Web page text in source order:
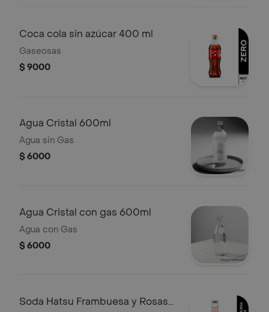
Coca cola sin azúcar 400 ml
Gaseosas
$ 9000
Agua Cristal 600ml
Agua sin Gas
$ 6000
Agua Cristal con gas 600ml
Agua con Gas
$ 6000
Soda Hatsu Frambuesa y Rosas